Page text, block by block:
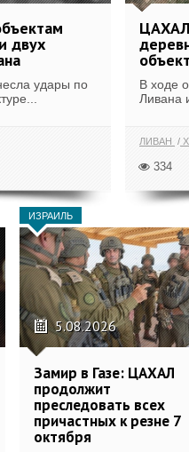
двух
удары по
В ходе
Ливана
ЛИВАН
334
ИЗРАИЛЬ
5.08.2026
Замир в Газе: ЦАХАЛ
продолжит
преследовать всех
причастных к резне 7
октября